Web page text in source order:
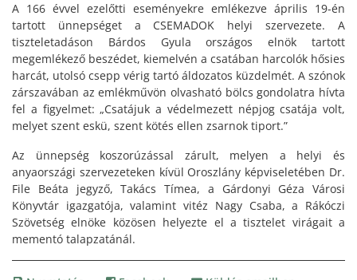
A 166 évvel ezelőtti eseményekre emlékezve április 19-én
tartott ünnepséget a CSEMADOK helyi szervezete. A
tiszteletadáson Bárdos Gyula országos elnök tartott
megemlékező beszédet, kiemelvén a csatában harcolók hősies
harcát, utolsó csepp vérig tartó áldozatos küzdelmét. A szónok
zárszavában az emlékművön olvasható bölcs gondolatra hívta
fel a figyelmet: „Csatájuk a védelmezett népjog csatája volt,
melyet szent eskü, szent kötés ellen zsarnok tiport.”
Az ünnepség koszorúzással zárult, melyen a helyi és
anyaországi szervezeteken kívül Oroszlány képviseletében Dr.
File Beáta jegyző, Takács Tímea, a Gárdonyi Géza Városi
Könyvtár igazgatója, valamint vitéz Nagy Csaba, a Rákóczi
Szövetség elnöke közösen helyezte el a tisztelet virágait a
mementó talapzatánál.